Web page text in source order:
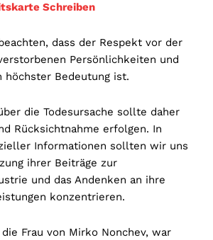
Schreiben
dass der Respekt vor der
Persönlichkeiten und
höchster Bedeutung ist.
die Todesursache sollte daher
Rücksichtnahme erfolgen. In
Informationen sollten wir uns
ihrer Beiträge zur
und das Andenken an ihre
konzentrieren.
Frau von Mirko Nonchev, war